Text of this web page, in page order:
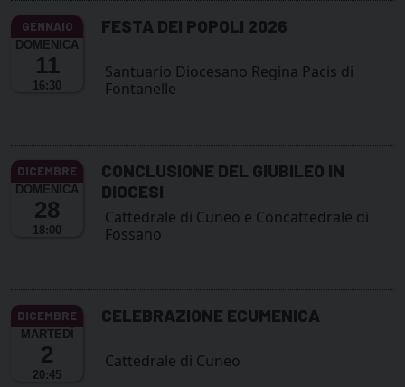
DOMENICA
11
16:30
FESTA DEI POPOLI 2026
Santuario Diocesano Regina Pacis di
Fontanelle
DOMENICA
28
18:00
CONCLUSIONE DEL GIUBILEO IN
DIOCESI
Cattedrale di Cuneo e Concattedrale di
Fossano
MARTEDÌ
2
20:45
CELEBRAZIONE ECUMENICA
Cattedrale di Cuneo